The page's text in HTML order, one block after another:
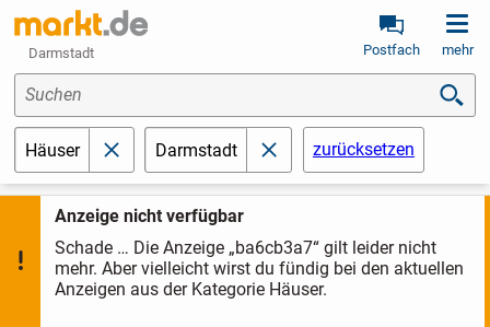
Darmstadt Postfach mehr
Anzeige nicht verfügbar
Schade … Die Anzeige „ba6cb3a7“ gilt leider nicht
mehr. Aber vielleicht wirst du fündig bei den aktuellen
Anzeigen aus der Kategorie Häuser.
Suchen
Häuser schließenDarmstadt schließenzurücksetzen